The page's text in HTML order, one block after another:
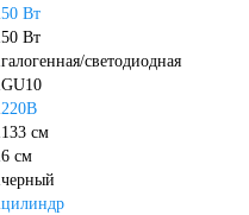
50 Вт
50 Вт
галогенная/светодиодная
GU10
220В
133 см
6 см
черный
цилиндр